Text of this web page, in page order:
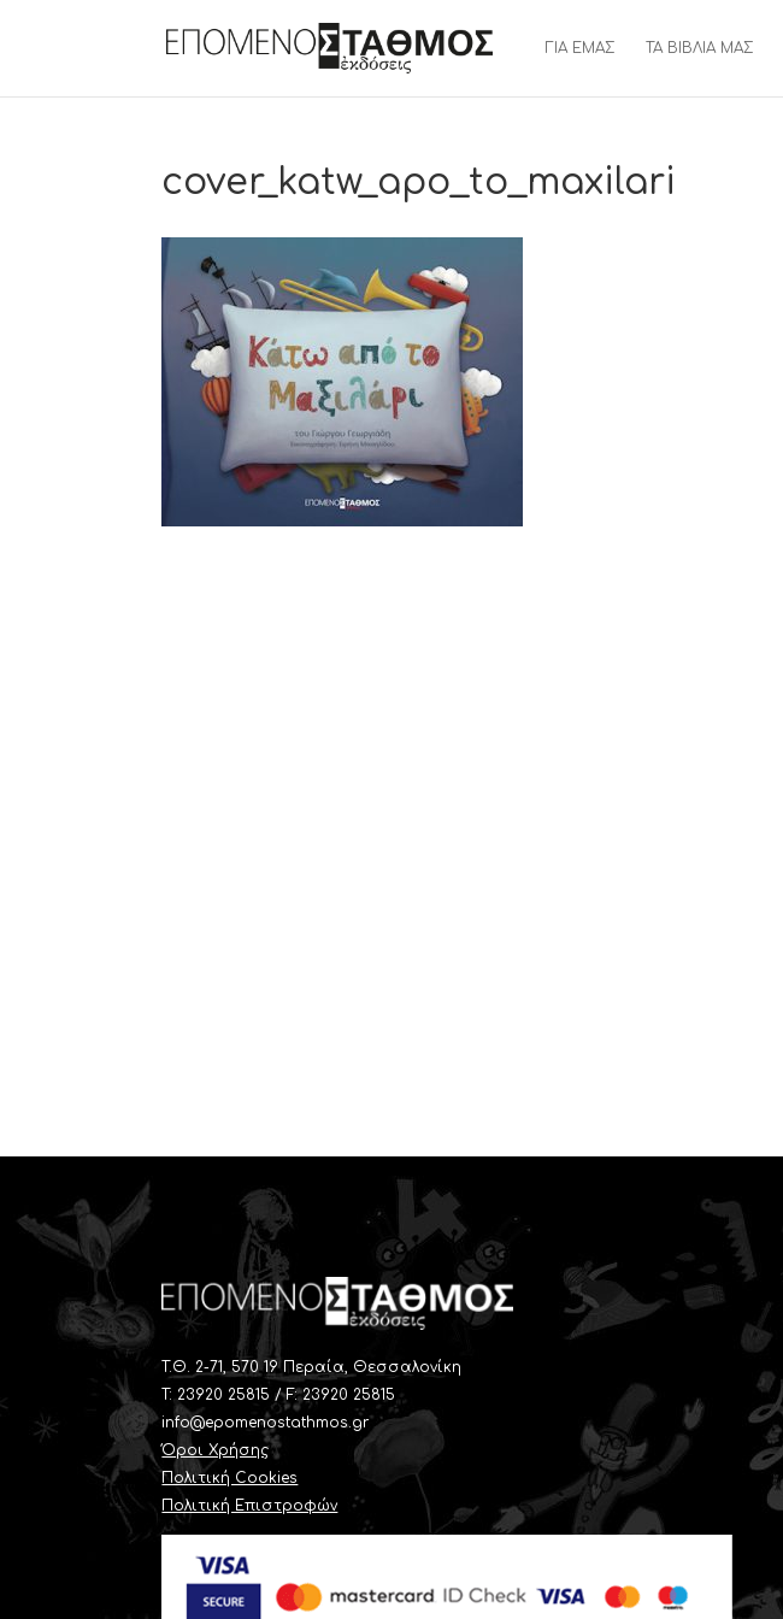
ΓΙΑ ΕΜΑΣ ΤΑ ΒΙΒΛΙΑ ΜΑΣ
cover_katw_apo_to_maxilari
T.Θ. 2-71, 570 19 Περαία, Θεσσαλονίκη
Τ: 23920 25815 / F: 23920 25815
info@epomenostathmos.gr
Όροι Χρήσης
Πολιτική Cookies
Πολιτική Επιστροφών